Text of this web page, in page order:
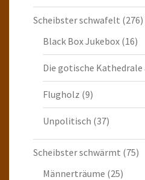
Scheibster schwafelt (276)
Black Box Jukebox (16)
Die gotische
Flugholz (9)
Unpolitisch (37)
Scheibster schwärmt (75)
Männerträume (25)